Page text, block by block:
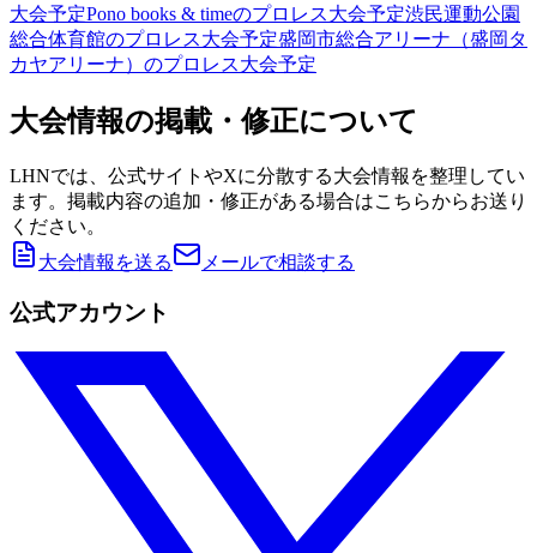
大会予定Pono books & timeのプロレス大会予定渋民運動公園
総合体育館のプロレス大会予定盛岡市総合アリーナ（盛岡タ
カヤアリーナ） のプロレス大会予定
大会情報の掲載・修正について
LHNでは、公式サイトやXに分散する大会情報を整理してい
ます。掲載内容の追加・修正がある場合はこちらからお送り
ください。
大会情報を送る
メールで相談する
公式アカウント